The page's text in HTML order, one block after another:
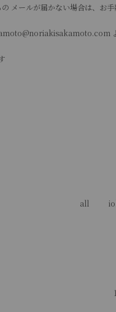
メールが届かない場合は、お手
よ
all